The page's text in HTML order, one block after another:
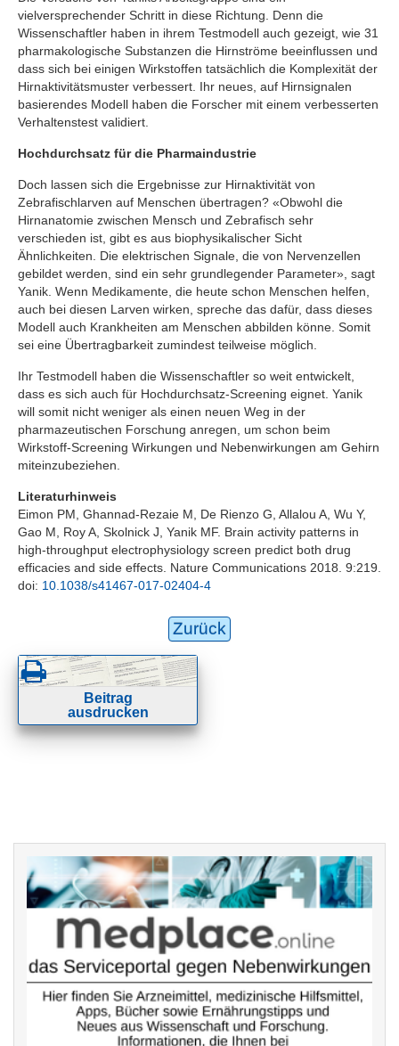
vielversprechender Schritt in diese Richtung. Denn die
Wissenschaftler haben in ihrem Testmodell auch gezeigt, wie 31
pharmakologische Substanzen die Hirnströme beeinflussen und
dass sich bei einigen Wirkstoffen tatsächlich die Komplexität der
Hirnaktivitätsmuster verbessert. Ihr neues, auf Hirnsignalen
basierendes Modell haben die Forscher mit einem verbesserten
Verhaltenstest validiert.
Hochdurchsatz für die Pharmaindustrie
Doch lassen sich die Ergebnisse zur Hirnaktivität von
Zebrafischlarven auf Menschen übertragen? «Obwohl die
Hirnanatomie zwischen Mensch und Zebrafisch sehr
verschieden ist, gibt es aus biophysikalischer Sicht
Ähnlichkeiten. Die elektrischen Signale, die von Nervenzellen
gebildet werden, sind ein sehr grundlegender Parameter», sagt
Yanik. Wenn Medikamente, die heute schon Menschen helfen,
auch bei diesen Larven wirken, spreche das dafür, dass dieses
Modell auch Krankheiten am Menschen abbilden könne. Somit
sei eine Übertragbarkeit zumindest teilweise möglich.
Ihr Testmodell haben die Wissenschaftler so weit entwickelt,
dass es sich auch für Hochdurchsatz-Screening eignet. Yanik
will somit nicht weniger als einen neuen Weg in der
pharmazeutischen Forschung anregen, um schon beim
Wirkstoff-Screening Wirkungen und Nebenwirkungen am Gehirn
miteinzubeziehen.
Literaturhinweis
Eimon PM, Ghannad-Rezaie M, De Rienzo G, Allalou A, Wu Y,
Gao M, Roy A, Skolnick J, Yanik MF. Brain activity patterns in
high-throughput electrophysiology screen predict both drug
efficacies and side effects. Nature Communications 2018. 9:219.
doi: 10.1038/s41467-017-02404-4
Zurück
Beitrag
ausdrucken